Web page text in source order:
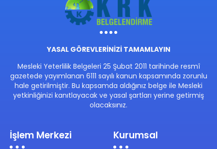
YASAL GÖREVLERİNİZİ TAMAMLAYIN
Mesleki Yeterlilik Belgeleri 25 Şubat 2011 tarihinde resmî
gazetede yayımlanan 6111 sayılı kanun kapsamında zorunlu
hale getirilmiştir. Bu kapsamda aldığınız belge ile Mesleki
yetkinliğinizi kanıtlayacak ve yasal şartları yerine getirmiş
olacaksınız.
İşlem Merkezi Kurumsal